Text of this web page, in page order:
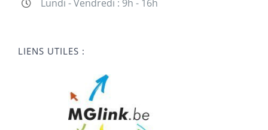
Lundi - Vendredi : 9h - 16h
LIENS UTILES :